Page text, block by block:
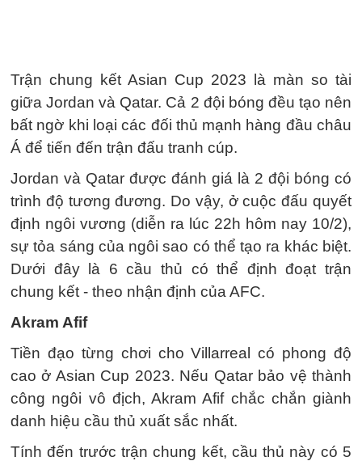
Trận chung kết Asian Cup 2023 là màn so tài
giữa Jordan và Qatar. Cả 2 đội bóng đều tạo nên
bất ngờ khi loại các đối thủ mạnh hàng đầu châu
Á để tiến đến trận đấu tranh cúp.
Jordan và Qatar được đánh giá là 2 đội bóng có
trình độ tương đương. Do vậy, ở cuộc đấu quyết
định ngôi vương (diễn ra lúc 22h hôm nay 10/2),
sự tỏa sáng của ngôi sao có thể tạo ra khác biệt.
Dưới đây là 6 cầu thủ có thể định đoạt trận
chung kết - theo nhận định của AFC.
Akram Afif
Tiền đạo từng chơi cho Villarreal có phong độ
cao ở Asian Cup 2023. Nếu Qatar bảo vệ thành
công ngôi vô địch, Akram Afif chắc chắn giành
danh hiệu cầu thủ xuất sắc nhất.
Tính đến trước trận chung kết, cầu thủ này có 5